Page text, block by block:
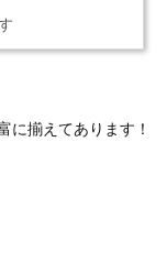
揃えてあります！